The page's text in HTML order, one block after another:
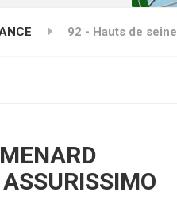
92 - Hauts de seine